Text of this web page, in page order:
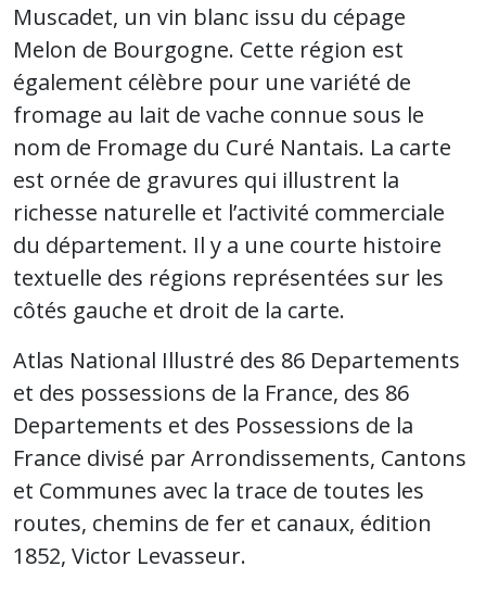
Muscadet, un vin blanc issu du cépage
Melon de Bourgogne. Cette région est
également célèbre pour une variété de
fromage au lait de vache connue sous le
nom de Fromage du Curé Nantais. La carte
est ornée de gravures qui illustrent la
richesse naturelle et l’activité commerciale
du département. Il y a une courte histoire
textuelle des régions représentées sur les
côtés gauche et droit de la carte.
Atlas National Illustré des 86 Departements
et des possessions de la France, des 86
Departements et des Possessions de la
France divisé par Arrondissements, Cantons
et Communes avec la trace de toutes les
routes, chemins de fer et canaux, édition
1852, Victor Levasseur.